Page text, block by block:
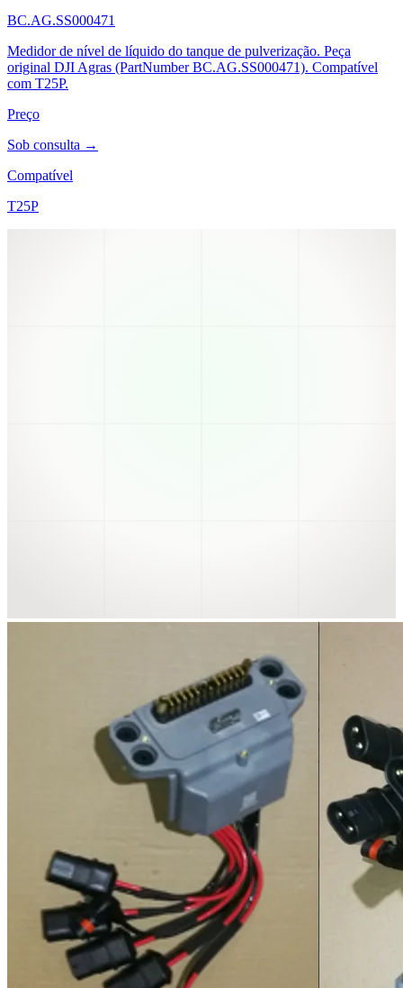
BC.AG.SS000471
Medidor de nível de líquido do tanque de pulverização. Peça
original DJI Agras (PartNumber BC.AG.SS000471). Compatível
com T25P.
Preço
Sob consulta →
Compatível
T25P